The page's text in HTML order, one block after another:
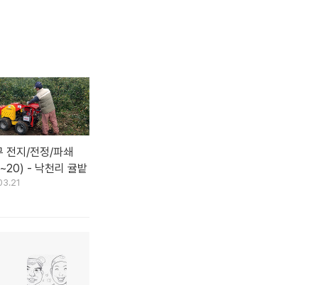
전지/전정/파쇄
- 낙천리 귤밭